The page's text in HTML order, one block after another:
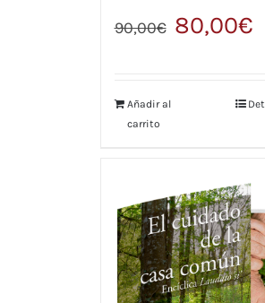
90,00€ 80,00€
Añadir al
carrito